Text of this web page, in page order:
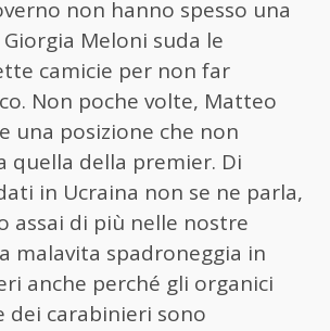
non hanno spesso una
Meloni suda le
camicie per non far
Non poche volte, Matteo
una posizione che non
quella della premier. Di
in Ucraina non se ne parla,
assai di più nelle nostre
malavita spadroneggia in
anche perché gli organici
dei carabinieri sono